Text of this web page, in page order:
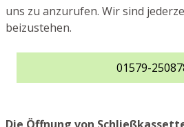
uns zu anzurufen. Wir sind
beizustehen.
01579-